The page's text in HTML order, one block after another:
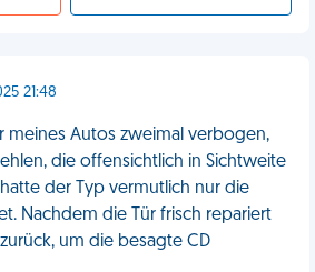
21:48
meines Autos zweimal verbogen,
die offensichtlich in Sichtweite
der Typ vermutlich nur die
Nachdem die Tür frisch repariert
um die besagte CD